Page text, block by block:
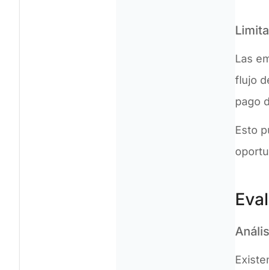
Las
flujo
pago
Esto